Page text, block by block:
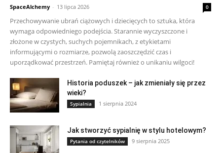
SpaceAlchemy - 13 lipca 2026 0
Przechowywanie ubrań ciążowych i dziecięcych to sztuka, która
wymaga odpowiedniego podejścia. Starannie wyczyszczone i
złożone w czystych, suchych pojemnikach, z etykietami
informującymi o rozmiarze, pozwolą zaoszczędzić czas i
uporządkować przestrzeń. Pamiętaj również o unikaniu wilgoci!
Historia poduszek – jak zmieniały się przez
wieki?
Sypialnia 1 sierpnia 2024
Jak stworzyć sypialnię w stylu hotelowym?
Pytania od czytelników 9 sierpnia 2025